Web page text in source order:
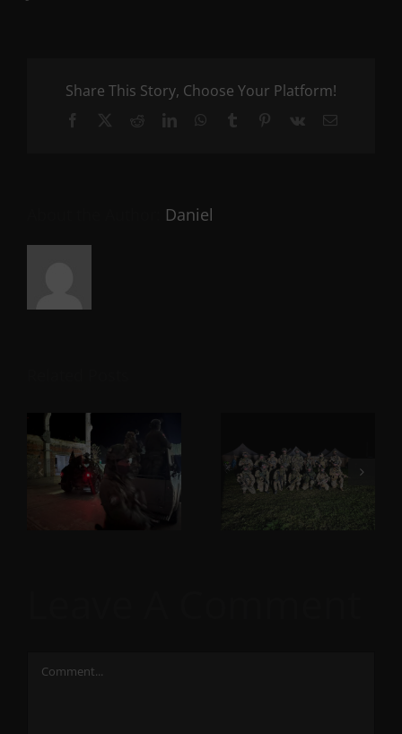
Share This Story, Choose Your Platform!
Facebook RedditLinkedInWhatsApp
Tumblr Pinterest
Vk Email
Daniel